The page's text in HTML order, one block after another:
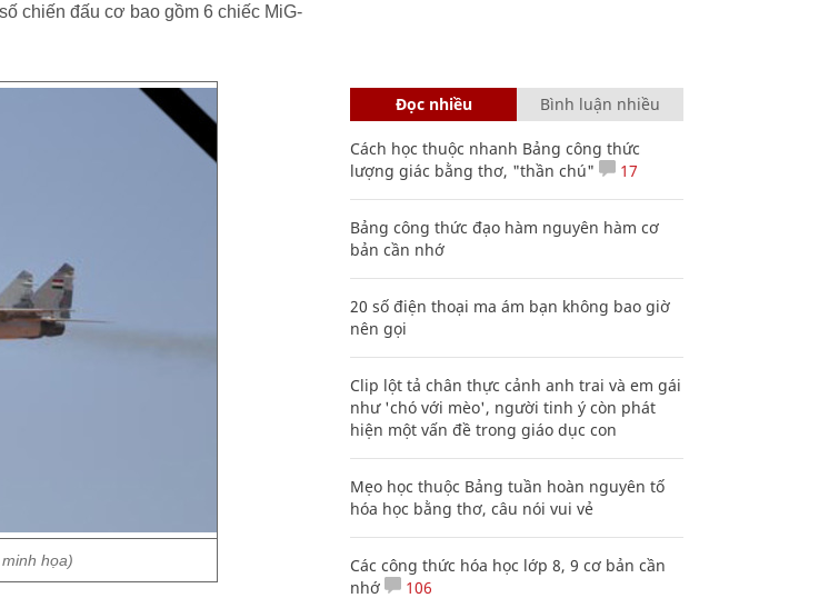
chiến đấu cơ bao gồm 6 chiếc MiG-
họa)
Đọc nhiều Bình luận nhiều
Cách học thuộc nhanh Bảng công thức
lượng giác bằng thơ, "thần chú"
17
Bảng công thức đạo hàm nguyên hàm cơ
bản cần nhớ
20 số điện thoại ma ám bạn không bao giờ
nên gọi
Clip lột tả chân thực cảnh anh trai và em gái
như 'chó với mèo', người tinh ý còn phát
hiện một vấn đề trong giáo dục con
Mẹo học thuộc Bảng tuần hoàn nguyên tố
hóa học bằng thơ, câu nói vui vẻ
Các công thức hóa học lớp 8, 9 cơ bản cần
nhớ
106